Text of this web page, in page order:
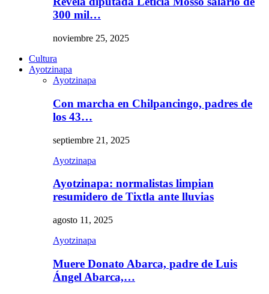
300 mil…
noviembre 25, 2025
Cultura
Ayotzinapa
Ayotzinapa
Con marcha en Chilpancingo, padres de
los 43…
septiembre 21, 2025
Ayotzinapa
Ayotzinapa: normalistas limpian
resumidero de Tixtla ante lluvias
agosto 11, 2025
Ayotzinapa
Muere Donato Abarca, padre de Luis
Ángel Abarca,…